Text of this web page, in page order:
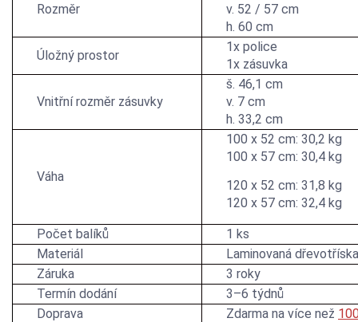
Rozměr
v. 52 / 57 cm
h. 60 cm
Úložný prostor
1x police
1x zásuvka
Vnitřní rozměr zásuvky
š. 46,1 cm
v. 7 cm
h. 33,2 cm
Váha
100 x 52 cm: 30,2 kg
100 x 57 cm: 30,4 kg
120 x 52 cm: 31,8 kg
120 x 57 cm: 32,4 kg
Počet balíků
1 ks
Materiál
Laminovaná
Záruka
3 roky
Termín dodání
3–6 týdnů
Doprava
Zdarma na více než